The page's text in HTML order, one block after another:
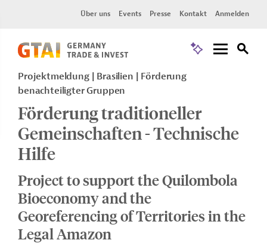
Über uns Events Presse Kontakt Anmelden
Projektmeldung Brasilien
Förderung
benachteiligter Gruppen
Förderung traditioneller
Gemeinschaften - Technische
Hilfe
Project to support the Quilombola
Bioeconomy and the
Georeferencing of Territories in the
Legal Amazon